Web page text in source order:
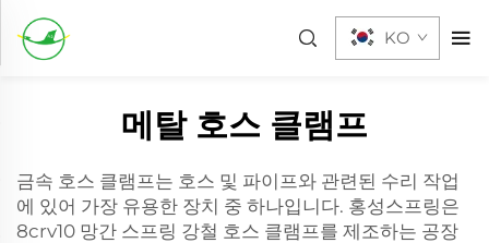
KO
메탈 호스 클램프
금속 호스 클램프는 호스 및 파이프와 관련된 수리 작업
에 있어 가장 유용한 장치 중 하나입니다. 홍성스프링은
8crv10 망간 스프링 강철 호스 클램프를 제조하는 공장